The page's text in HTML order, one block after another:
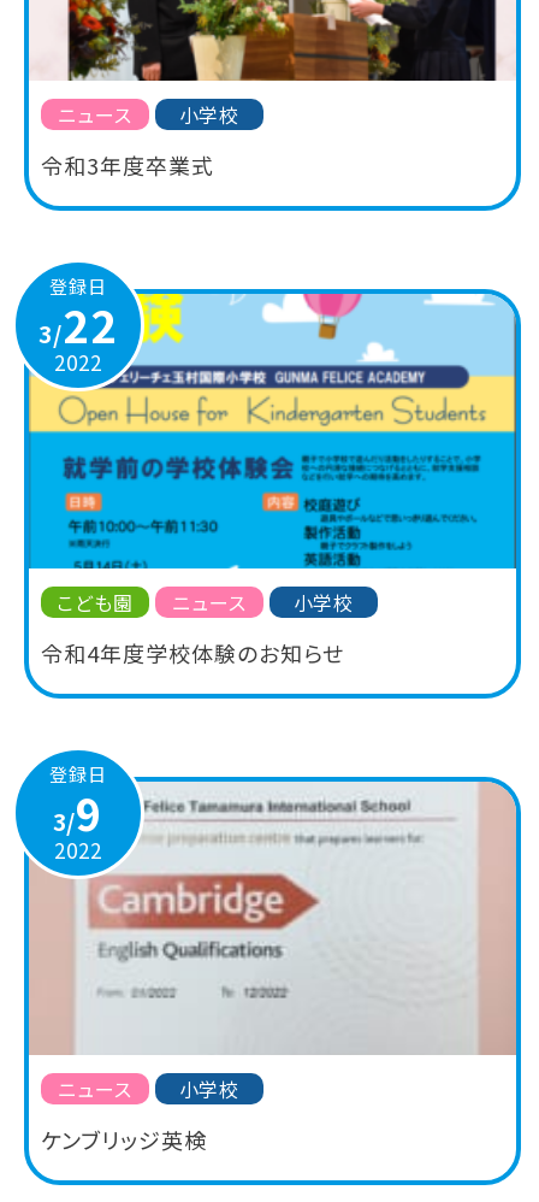
ニュース 小学校
令和3年度卒業式
登録日
3/22
2022
こども園 ニュース 小学校
令和4年度学校体験のお知らせ
登録日
3/9
2022
ニュース 小学校
ケンブリッジ英検